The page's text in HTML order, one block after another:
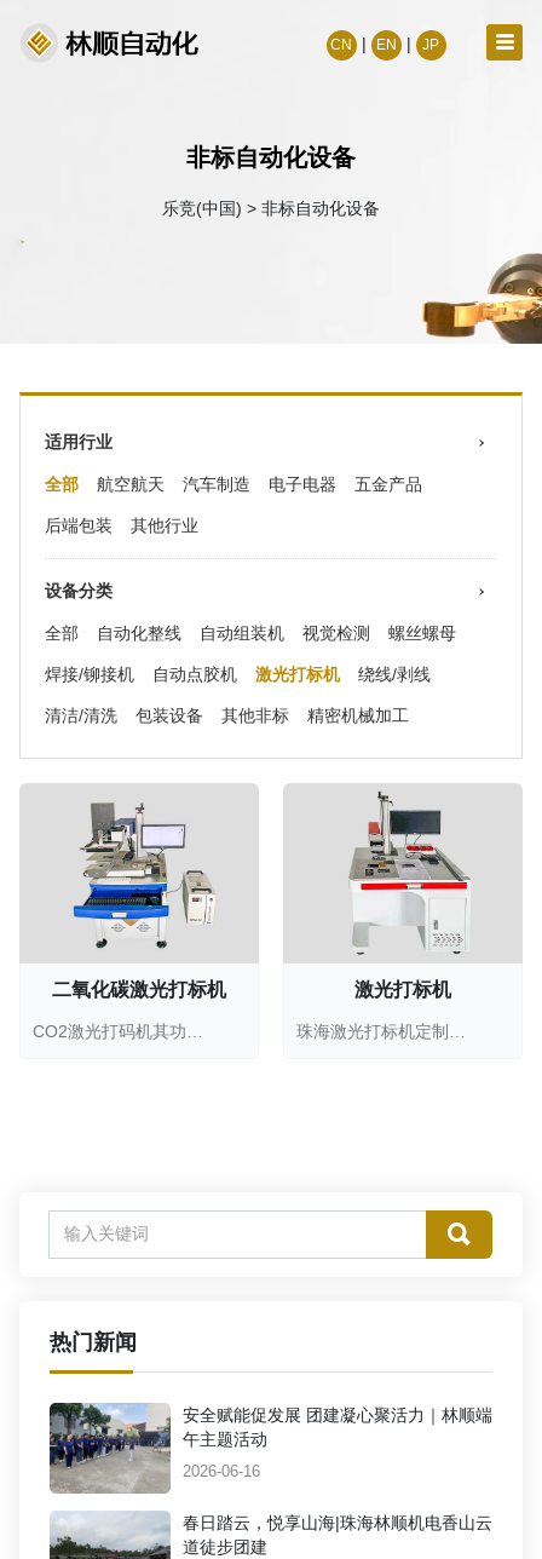
CN | EN | JP
非标自动化设备
乐竞(中国) > 非标自动化设备
适用行业
全部 航空航天 汽车制造 电子电器 五金产品
后端包装 其他行业
设备分类
全部 自动化整线 自动组装机 视觉检测 螺丝螺母
焊接/铆接机 自动点胶机 激光打标机 绕线/剥线
清洁/清洗 包装设备 其他非标 精密机械加工
二氧化碳激光打标机 激光打标机
热门新闻
安全赋能促发展 团建凝心聚活力｜林顺端
午主题活动
2026-06-16
春日踏云，悦享山海|珠海林顺机电香山云
道徒步团建